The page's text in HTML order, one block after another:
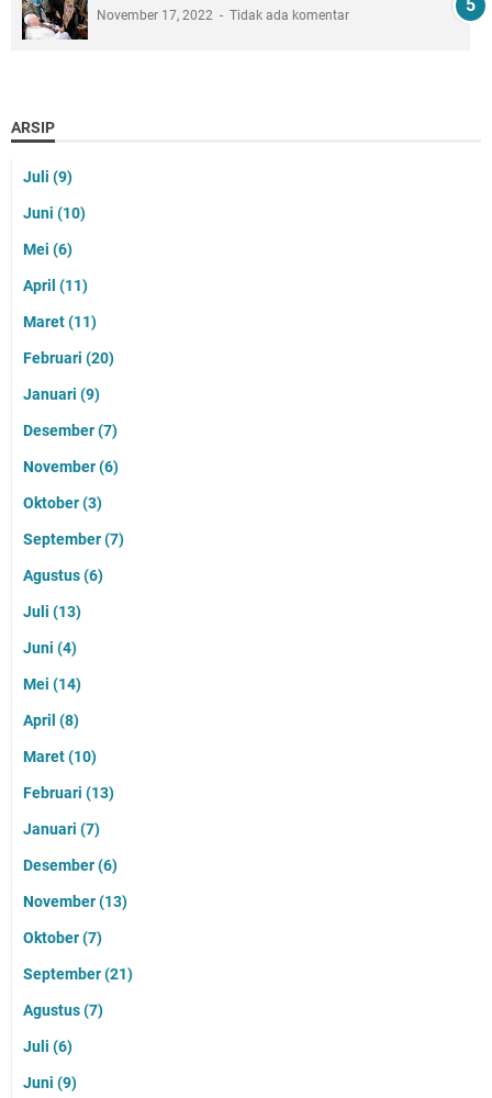
November 17, 2022 Tidak ada komentar
ARSIP
Juli (9)
Juni (10)
Mei (6)
April (11)
Maret(11)
Februari (20)
Januari (9)
Desember(7)
November(6)
Oktober(3)
September(7)
Agustus(6)
Juli (13)
Juni (4)
Mei (14)
April (8)
Maret(10)
Februari (13)
Januari (7)
Desember(6)
November(13)
Oktober(7)
September(21)
Agustus(7)
Juli (6)
Juni (9)